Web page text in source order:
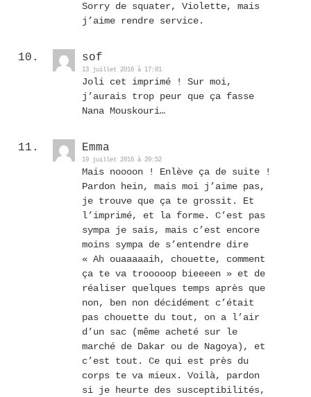
Sorry de squater, Violette, mais
j’aime rendre service.
sof
13 juillet 2016 à 17:01
Joli cet imprimé ! Sur moi,
j’aurais trop peur que ça fasse
Nana Mouskouri…
Emma
19 juillet 2016 à 20:52
Mais noooon ! Enlève ça de suite !
Pardon hein, mais moi j’aime pas,
je trouve que ça te grossit. Et
l’imprimé, et la forme. C’est pas
sympa je sais, mais c’est encore
moins sympa de s’entendre dire
« Ah ouaaaaaih, chouette, comment
ça te va trooooop bieeeen » et de
réaliser quelques temps après que
non, ben non décidément c’était
pas chouette du tout, on a l’air
d’un sac (même acheté sur le
marché de Dakar ou de Nagoya), et
c’est tout. Ce qui est près du
corps te va mieux. Voilà, pardon
si je heurte des susceptibilités,